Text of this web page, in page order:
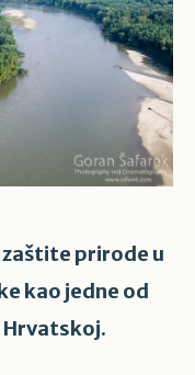
zaštite prirode u
kao jedne od
Hrvatskoj.